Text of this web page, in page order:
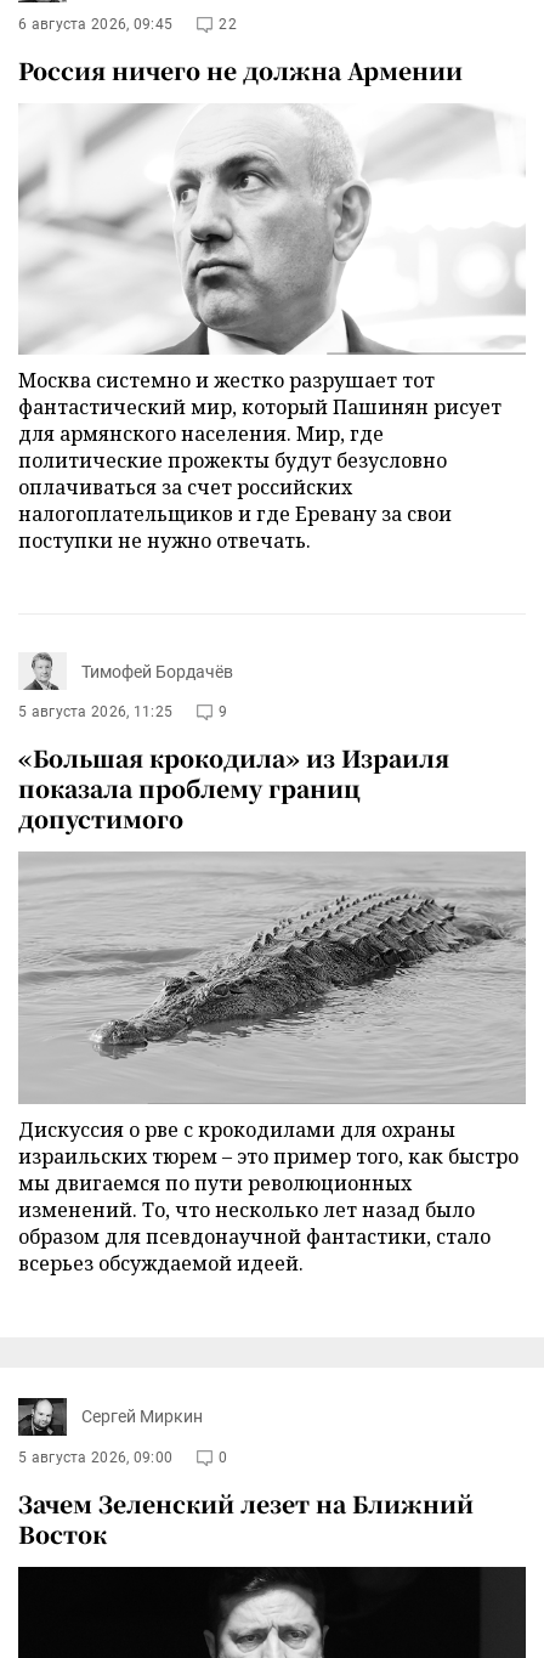
6 августа 2026, 09:45 22
Россия ничего не должна Армении
Москва системно и жестко разрушает тот
фантастический мир, который Пашинян рисует
для армянского населения. Мир, где
политические прожекты будут безусловно
оплачиваться за счет российских
налогоплательщиков и где Еревану за свои
поступки не нужно отвечать.
Тимофей Бордачёв
5 августа 2026, 11:25 9
«Большая крокодила» из Израиля
показала проблему границ
допустимого
Дискуссия о рве с крокодилами для охраны
израильских тюрем – это пример того, как быстро
мы двигаемся по пути революционных
изменений. То, что несколько лет назад было
образом для псевдонаучной фантастики, стало
всерьез обсуждаемой идеей.
Сергей Миркин
5 августа 2026, 09:00 0
Зачем Зеленский лезет на Ближний
Восток